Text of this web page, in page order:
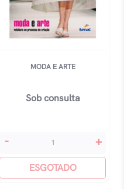
MODA E ARTE
Sob consulta
Moda
quantidade
- +
ESGOTADO